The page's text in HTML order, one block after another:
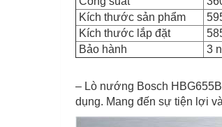
Kích thước sản phẩm
Kích thước lắp đặt
Bảo hành
3
– Lò nướng Bosch
dụng. Mang đến sự tiện lợi